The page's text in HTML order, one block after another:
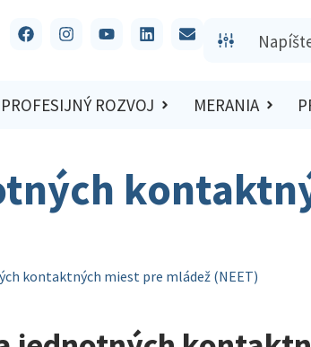
PROFESIJNÝ ROZVOJ MERANIA
kontaktných miest pre mládež (NEET)